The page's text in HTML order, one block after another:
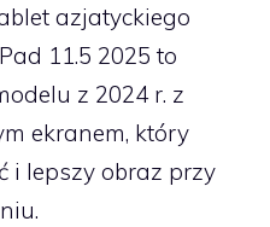
azjatyckiego
11.5 2025 to
z 2024 r. z
ekranem, który
i lepszy obraz przy